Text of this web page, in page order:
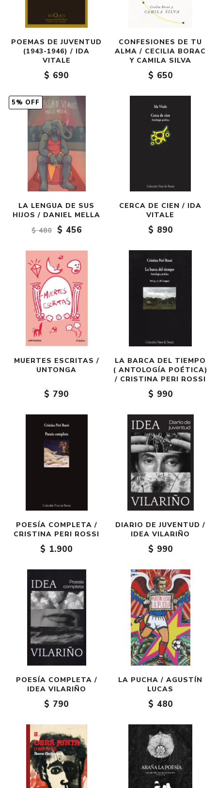
POEMAS DE JUVENTUD
(1943-1946) / IDA
VITALE
$ 690
CONFESIONES DE TU
ALMA / CECILIA BORAC
Y CAMILA SILVA
$ 650
5% OFF
LA LENGUA DE SUS
HIJOS / DANIEL MELLA
$ 480
$ 456
CERCA DE CIEN / IDA
VITALE
$ 890
MUERTES ESCRITAS /
UNTONGA
$ 790
LA BARCA DEL TIEMPO
( ANTOLOGÍA POÉTICA)
/ CRISTINA PERI ROSSI
$ 990
POESÍA COMPLETA /
CRISTINA PERI ROSSI
$ 1.900
DIARIO DE JUVENTUD /
IDEA VILARIÑO
$ 990
POESÍA COMPLETA /
IDEA VILARIÑO
$ 790
LA PUCHA / AGUSTÍN
LUCAS
$ 480